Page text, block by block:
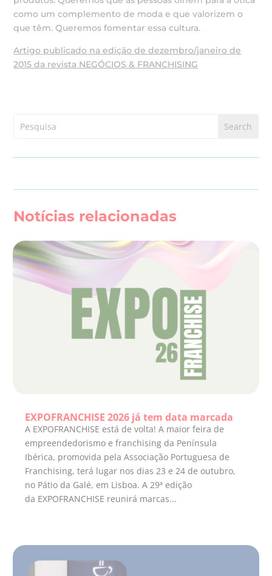
como um complemento de moda e que valorizem o
que têm. Queremos fomentar essa cultura.
Artigo publicado na edição de dezembro/janeiro de
2015 da revista NEGÓCIOS & FRANCHISING
Notícias relacionadas
EXPOFRANCHISE 2026 já tem data marcada
A EXPOFRANCHISE está de volta! A maior feira de
empreendedorismo e franchising da Península
Ibérica, promovida pela Associação Portuguesa de
Franchising, terá lugar nos dias 23 e 24 de outubro,
no Pátio da Galé, em Lisboa. A 29ª edição
da EXPOFRANCHISE reunirá marcas...